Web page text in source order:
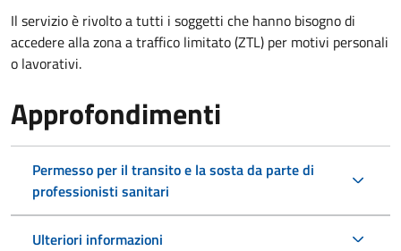
Il servizio è rivolto a tutti i soggetti che hanno bisogno di
accedere alla zona a traffico limitato (ZTL) per motivi personali
o lavorativi.
Approfondimenti
Permesso per il transito e la sosta da parte di
professionisti sanitari
Ulteriori informazioni